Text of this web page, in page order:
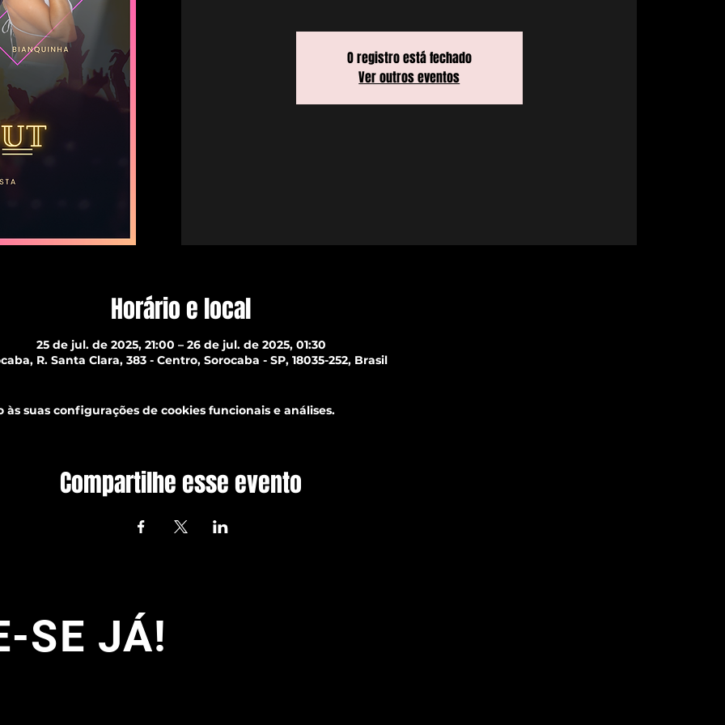
O registro está fechado
Ver outros eventos
Horário e local
25 de jul. de 2025, 21:00 – 26 de jul. de 2025, 01:30
R. Santa Clara, 383 - Centro, Sorocaba - SP, 18035-252, Brasil
suas configurações de cookies funcionais e análises.
Compartilhe esse evento
SE JÁ!